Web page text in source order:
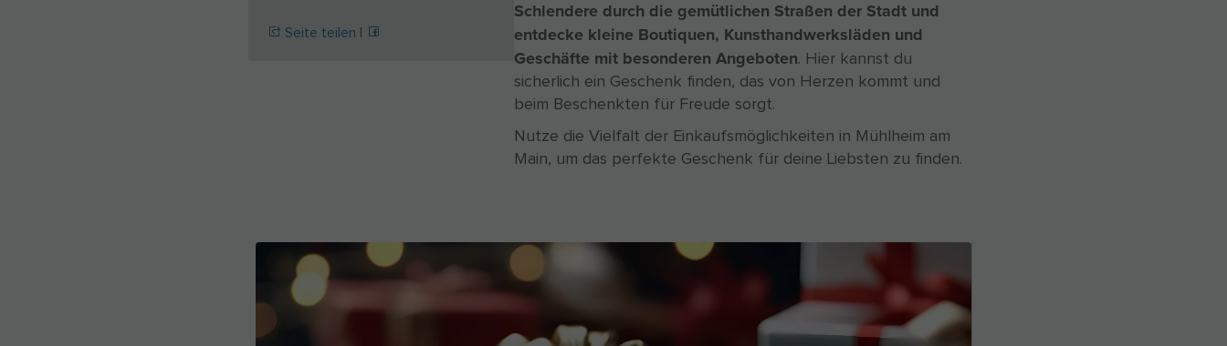
Seite teilen
Schlendere durch die gemütlichen Straßen der Stadt und
entdecke kleine Boutiquen, Kunsthandwerksläden und
Geschäfte mit besonderen Angeboten. Hier kannst du
sicherlich ein Geschenk finden, das von Herzen kommt und
beim Beschenkten für Freude sorgt.
Nutze die Vielfalt der Einkaufsmöglichkeiten in Mühlheim am
Main, um das perfekte Geschenk für deine Liebsten zu finden.